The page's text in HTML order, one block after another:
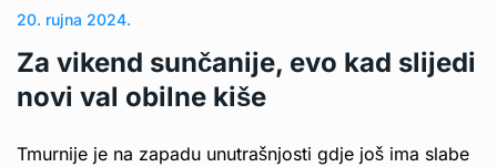
20. rujna 2024.
Za vikend sunčanije, evo kad slijedi
novi val obilne kiše
Tmurnije je na zapadu unutrašnjosti gdje još ima slabe